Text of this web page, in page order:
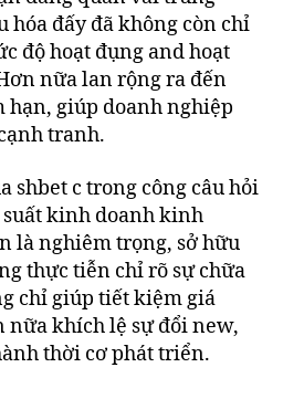
hóa đấy đã không còn chỉ
độ hoạt đụng and hoạt
nữa lan rộng ra đến
hạn, giúp doanh nghiệp
tranh.
shbet c trong công câu hỏi
kinh doanh kinh
là nghiêm trọng, sở hữu
thực tiễn chỉ rõ sự chữa
chỉ giúp tiết kiệm giá
khích lệ sự đổi new,
thời cơ phát triển.